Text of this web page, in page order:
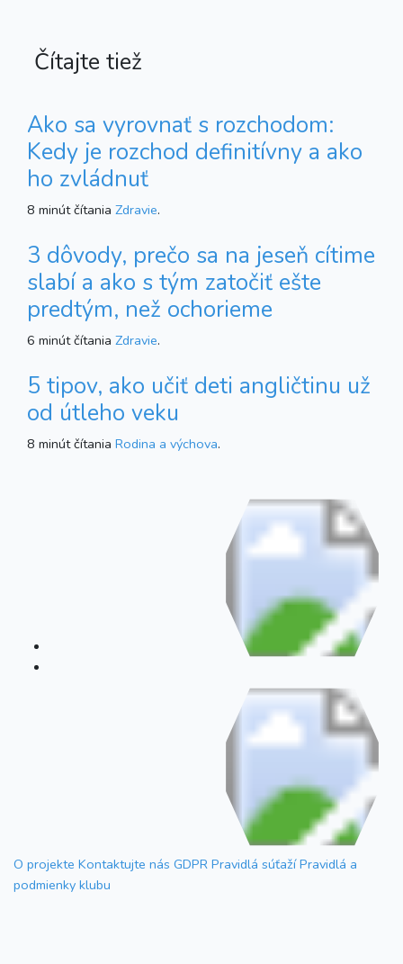
Čítajte tiež
Ako sa vyrovnať s rozchodom:
Kedy je rozchod definitívny a ako
ho zvládnuť
8 minút čítania Zdravie.
3 dôvody, prečo sa na jeseň cítime
slabí a ako s tým zatočiť ešte
predtým, než ochorieme
6 minút čítania Zdravie.
5 tipov, ako učiť deti angličtinu už
od útleho veku
8 minút čítania Rodina a výchova.
O projekte Kontaktujte nás GDPR Pravidlá súťaží Pravidlá a
podmienky klubu